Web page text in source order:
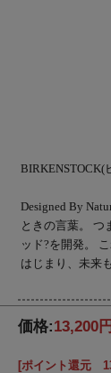
BIRKENSTOCK(
Designed By
ときの言葉。 つ
ッド?を開発。
はじまり、未来
価格:13,200円
[ポイント還元